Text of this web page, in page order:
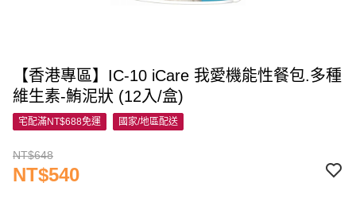
【香港專區】IC-10 iCare 我愛機能性餐包.多種
維生素-鮪泥狀 (12入/盒)
宅配滿NT$688免運 國家/地區配送
NT$648
NT$540